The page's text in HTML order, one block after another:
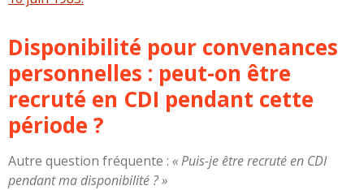
Disponibilité pour convenances
personnelles : peut-on être
recruté en CDI pendant cette
période ?
Autre question fréquente : « Puis-je être recruté en CDI
pendant ma disponibilité ? »